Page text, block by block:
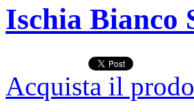
Ischia Bianco
Acquista il